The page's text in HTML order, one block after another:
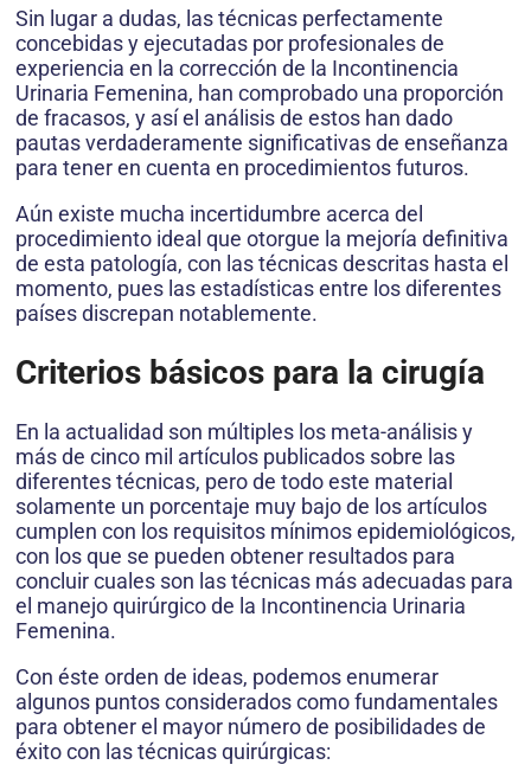
Sin lugar a dudas, las técnicas perfectamente
concebidas y ejecutadas por profesionales de
experiencia en la corrección de la Incontinencia
Urinaria Femenina, han comprobado una proporción
de fracasos, y así el análisis de estos han dado
pautas verdaderamente significativas de enseñanza
para tener en cuenta en procedimientos futuros.
Aún existe mucha incertidumbre acerca del
procedimiento ideal que otorgue la mejoría definitiva
de esta patología, con las técnicas descritas hasta el
momento, pues las estadísticas entre los diferentes
países discrepan notablemente.
Criterios básicos para la cirugía
En la actualidad son múltiples los meta-análisis y
más de cinco mil artículos publicados sobre las
diferentes técnicas, pero de todo este material
solamente un porcentaje muy bajo de los artículos
cumplen con los requisitos mínimos epidemiológicos,
con los que se pueden obtener resultados para
concluir cuales son las técnicas más adecuadas para
el manejo quirúrgico de la Incontinencia Urinaria
Femenina.
Con éste orden de ideas, podemos enumerar
algunos puntos considerados como fundamentales
para obtener el mayor número de posibilidades de
éxito con las técnicas quirúrgicas: